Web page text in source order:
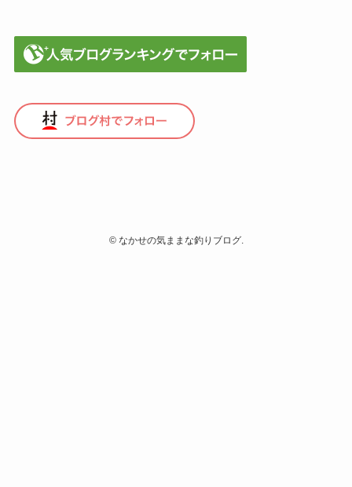
©なかせの気ままな釣りブログ.